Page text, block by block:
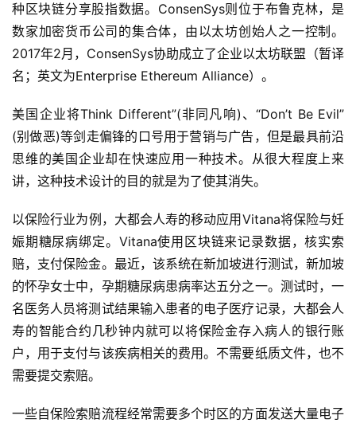
种区块链分享股指数据。ConsenSys则位于布鲁克林，是
数家加密货币公司的集合体，由以太坊创始人之一控制。
2017年2月，ConsenSys协助成立了企业以太坊联盟（暂译
名；英文为Enterprise Ethereum Alliance）。
美国企业将Think Different”(非同凡响)、“Don’t Be Evil”
(别做恶)等剑走偏锋的口号用于营销与广告，但是最具前沿
思维的美国企业却在快速应用一种技术。从很大程度上来
讲，这种技术设计的目的就是为了使其消失。
以保险行业为例，大都会人寿的移动应用Vitana将保险与妊
娠期糖尿病绑定。Vitana使用区块链来记录数据，核实索
赔，支付保险金。最近，该系统在新加坡进行测试，新加坡
的怀孕女士中，孕期糖尿病患病率达五分之一。测试时，一
名医务人员将测试结果输入患者的电子医疗记录，大都会人
寿的智能合约几秒钟内就可以将保险金存入病人的银行账
户，用于支付与该疾病相关的费用。不需要纸质文件，也不
需要提交索赔。
一些自保险索赔流程经常需要多个时区的方面发送大量电子